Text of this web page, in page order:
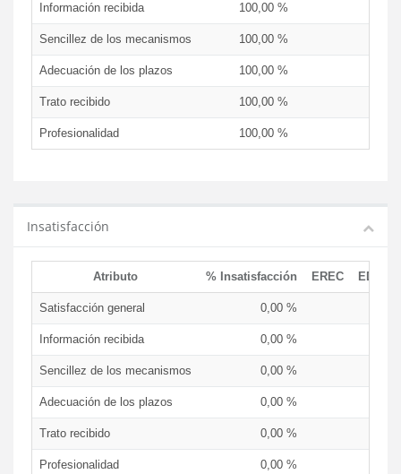
Información recibida 100,00 %
Sencillez de los mecanismos 100,00 %
Adecuación de los plazos 100,00 %
Trato recibido 100,00 %
Profesionalidad 100,00 %
Insatisfacción
Atributo % Insatisfacción EREC EDCEN
Satisfacción general 0,00 %
Información recibida 0,00 %
Sencillez de los mecanismos 0,00 %
Adecuación de los plazos 0,00 %
Trato recibido 0,00 %
Profesionalidad 0,00 %